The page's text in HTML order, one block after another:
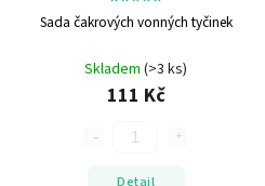
Sada čakrových vonných tyčinek
Skladem (>3 ks)
111 Kč
Detail